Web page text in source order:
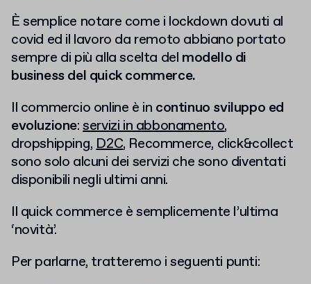
È semplice notare come i lockdown dovuti al
covid ed il lavoro da remoto abbiano portato
sempre di più alla scelta del modello di
business del quick commerce.
Il commercio online è in continuo sviluppo ed
evoluzione:servizi in abbonamento,
dropshipping,D2C, Recommerce, click&collect
sono solo alcuni dei servizi che sono diventati
disponibili negli ultimi anni.
Il quick commerce è semplicemente l’ultima
‘novità’.
Per parlarne, tratteremo i seguenti punti: